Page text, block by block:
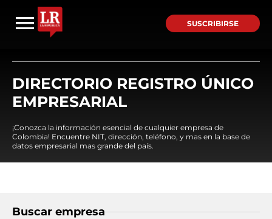
SUSCRIBIRSE
DIRECTORIO REGISTRO ÚNICO
EMPRESARIAL
¡Conozca la información esencial de cualquier empresa de
Colombia! Encuentre NIT, dirección, teléfono, y mas en la base de
datos empresarial mas grande del país.
Buscar empresa